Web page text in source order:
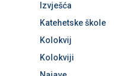
Izvješća
Katehetske škole
Kolokvij
Kolokviji